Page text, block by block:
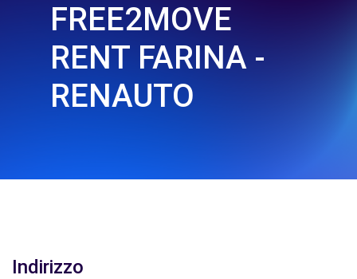
FREE2MOVE
RENT FARINA -
RENAUTO
Indirizzo